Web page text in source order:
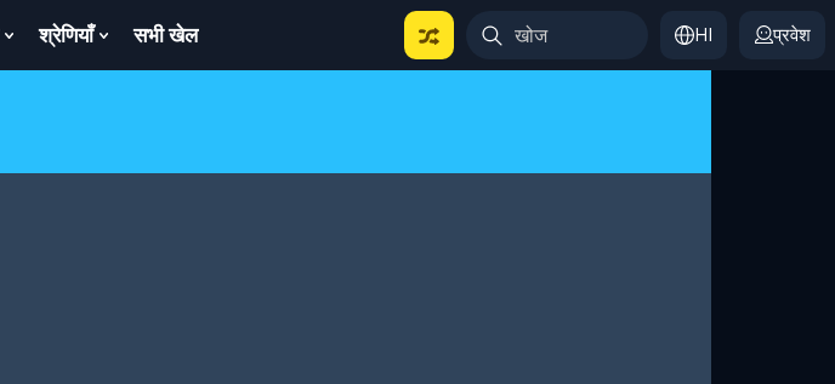
Show
Submenu
श्रेणियाँ
Show
Submenu
सभी खेल HI प्रवेश